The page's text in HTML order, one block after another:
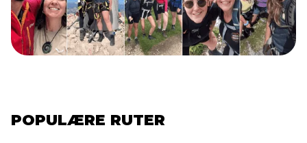
POPULÆRE RUTER